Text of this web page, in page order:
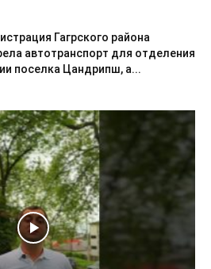
Гагрского района
автотранспорт для отделения
поселка Цандрипш, а...